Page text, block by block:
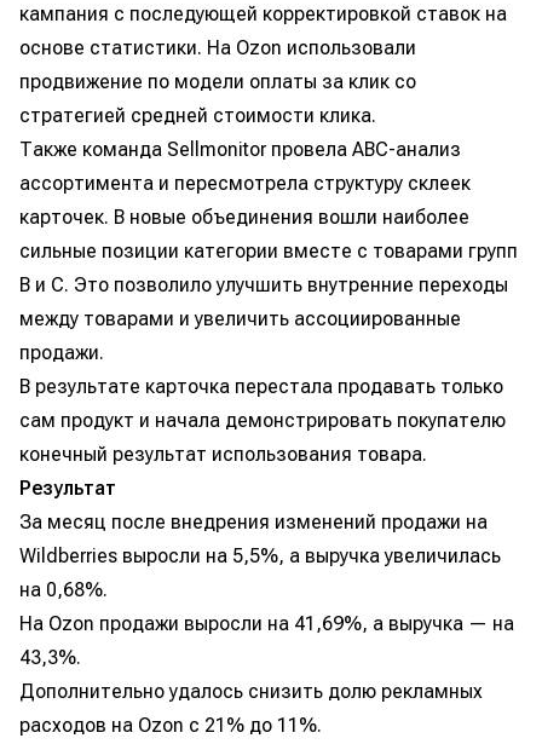
кампания с последующей корректировкой ставок на
основе статистики. На Ozon использовали
продвижение по модели оплаты за клик со
стратегией средней стоимости клика.
Также команда Sellmonitor провела ABC-анализ
ассортимента и пересмотрела структуру склеек
карточек. В новые объединения вошли наиболее
сильные позиции категории вместе с товарами групп
B и C. Это позволило улучшить внутренние переходы
между товарами и увеличить ассоциированные
продажи.
В результате карточка перестала продавать только
сам продукт и начала демонстрировать покупателю
конечный результат использования товара.
Результат
За месяц после внедрения изменений продажи на
Wildberries выросли на 5,5%, а выручка увеличилась
на 0,68%.
На Ozon продажи выросли на 41,69%, а выручка — на
43,3%.
Дополнительно удалось снизить долю рекламных
расходов на Ozon с 21% до 11%.